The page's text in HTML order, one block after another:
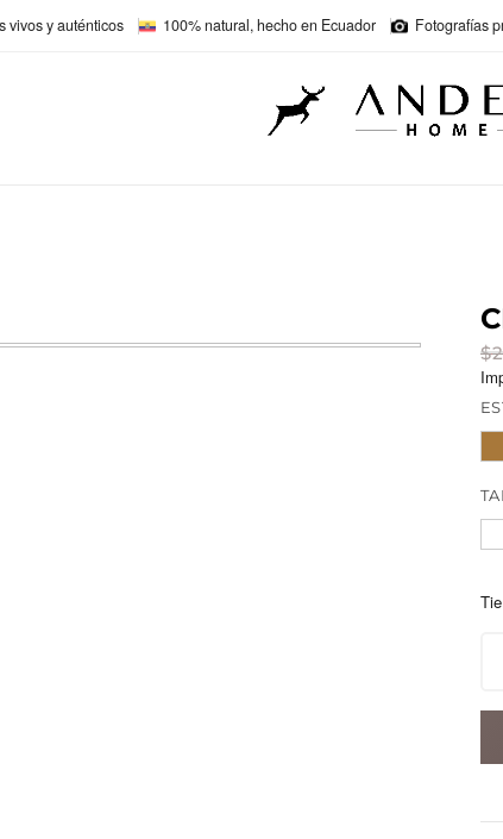
vivos y auténticos 100% natural, hecho en Ecuador Fotografías
$